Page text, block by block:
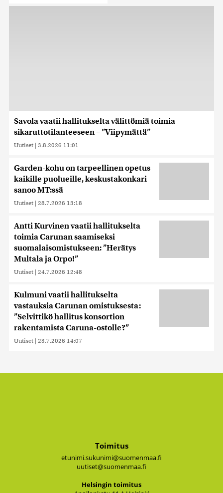
Savola vaatii hallitukselta välittömiä toimia
sikaruttotilanteeseen – ”Viipymättä”
Uutiset | 3.8.2026 11:01
Garden-kohu on tarpeellinen opetus
kaikille puolueille, keskustakonkari
sanoo MT:ssä
Uutiset | 28.7.2026 13:18
Antti Kurvinen vaatii hallitukselta
toimia Carunan saamiseksi
suomalaisomistukseen: ”Herätys
Multala ja Orpo!”
Uutiset | 24.7.2026 12:48
Kulmuni vaatii hallitukselta
vastauksia Carunan omistuksesta:
”Selvittikö hallitus konsortion
rakentamista Caruna-ostolle?”
Uutiset | 23.7.2026 14:07
Toimitus
etunimi.sukunimi@suomenmaa.fi
uutiset@suomenmaa.fi
Hel­sin­gin toi­mi­tus